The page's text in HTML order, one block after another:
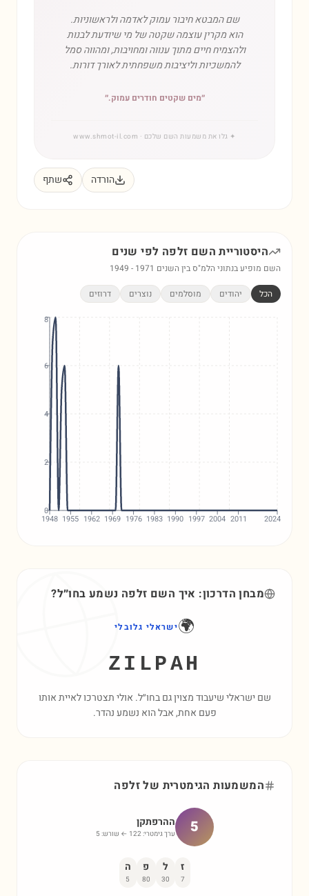
שם המבטא חיבור עמוק לאדמה ולראשוניות.
הוא מקרין עוצמה שקטה של מי שיודעת לבנות
ולהצמיח חיים מתוך ענווה ומחויבות, ומהווה סמל
להמשכיות וליציבות משפחתית לאורך דורות.
״מים שקטים חודרים עמוק.״
✦ גלו את משמעות השם שלכם · www.shmot-il.com
הורדה שתף
היסטוריית השם זלפה לפי שנים
השם מופיע בנתוני הלמ"ס בין השנים 1949 - 1971
הכל יהודים מוסלמים נוצרים דרוזים
1948 1955 1962 1969 1976 1983 1990 1997 2004 2011 2024
0
2
4
6
8
מבחן הדרכון: איך השם זלפה נשמע בחו״ל?
🌍ישראלי גלובלי
ZILPAH
שם ישראלי שיעבוד מצוין גם בחו״ל. אולי תצטרכו לאיית אותו
פעם אחת, אבל הוא נשמע נהדר.
המשמעות הגימטרית שלזלפה
5 ההרפתקן
ערך גימטרי:122 ← שורש: 5
ז
7
ל
30
פ
80
ה
5